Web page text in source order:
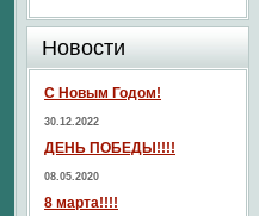
Новости
С Новым Годом!
30.12.2022
ДЕНЬ ПОБЕДЫ!!!!
08.05.2020
8 марта!!!!